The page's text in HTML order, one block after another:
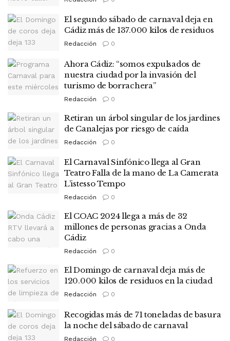
El segundo sábado de carnaval deja en
Cádiz más de 137.000 kilos de residuos
Redacción 0
Ahora Cádiz: “somos expulsados de
nuestra ciudad por la invasión del
turismo de borrachera”
Redacción 0
Retiran un árbol singular de los jardines
de Canalejas por riesgo de caída
Redacción 0
El Carnaval Sinfónico llega al Gran
Teatro Falla de la mano de La Camerata
L’istesso Tempo
Redacción 0
El COAC 2024 llega a más de 32
millones de personas gracias a Onda
Cádiz
Redacción 0
El Domingo de carnaval deja más de
120.000 kilos de residuos en la ciudad
Redacción 0
Recogidas más de 71 toneladas de basura
la noche del sábado de carnaval
Redacción 0